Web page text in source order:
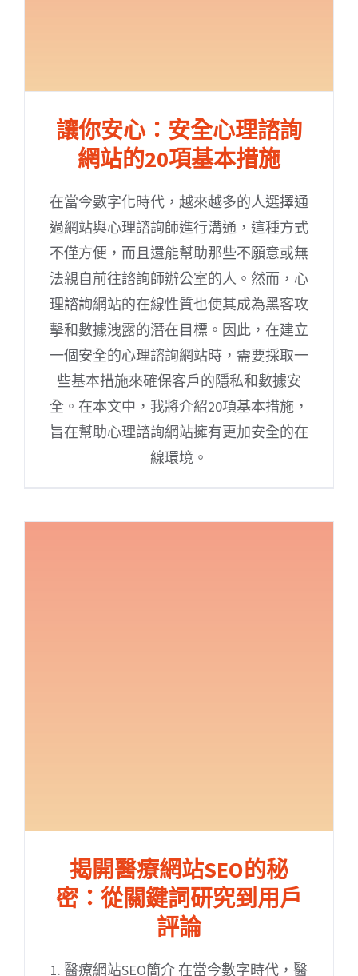
讓你安心：安全心理諮詢
網站的20項基本措施
在當今數字化時代，越來越多的人選擇通
過網站與心理諮詢師進行溝通，這種方式
不僅方便，而且還能幫助那些不願意或無
法親自前往諮詢師辦公室的人。然而，心
理諮詢網站的在線性質也使其成為黑客攻
擊和數據洩露的潛在目標。因此，在建立
一個安全的心理諮詢網站時，需要採取一
些基本措施來確保客戶的隱私和數據安
全。在本文中，我將介紹20項基本措施，
旨在幫助心理諮詢網站擁有更加安全的在
線環境。
揭開醫療網站SEO的秘
密：從關鍵詞研究到用戶
評論
1. 醫療網站SEO簡介 在當今數字時代，醫